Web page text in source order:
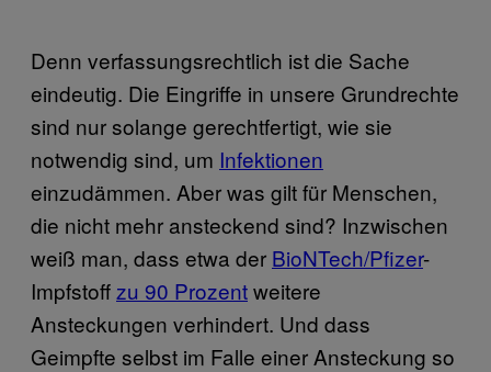
Denn verfassungsrechtlich ist die Sache
eindeutig. Die Eingriffe in unsere Grundrechte
sind nur solange gerechtfertigt, wie sie
notwendig sind, um Infektionen
einzudämmen. Aber was gilt für Menschen,
die nicht mehr ansteckend sind? Inzwischen
weiß man, dass etwa der BioNTech/Pfizer-
Impfstoffzu 90 Prozentweitere
Ansteckungen verhindert. Und dass
Geimpfte selbst im Falle einer Ansteckung so